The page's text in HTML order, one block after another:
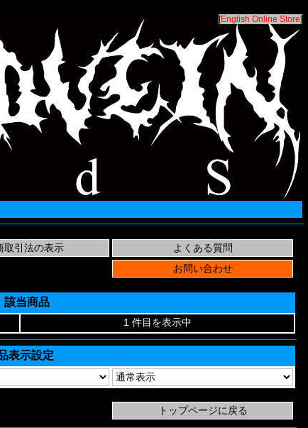
[English Online Store]
該当商品
1 件目を表示中
表示設定